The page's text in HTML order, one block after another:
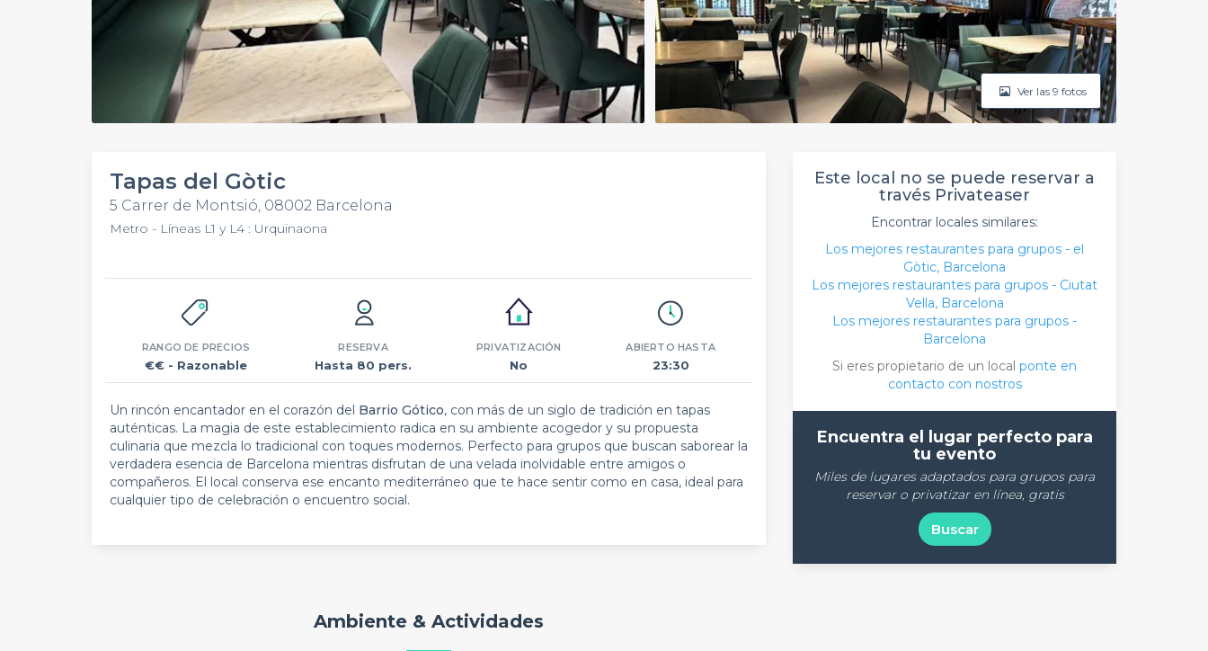
Ver las 9 fotos
Tapas del Gòtic
5 Carrer de Montsió, 08002 Barcelona
Metro - Líneas L1 y L4 : Urquinaona
RANGO DE PRECIOS
€€ - Razonable
RESERVA
Hasta 80 pers.
PRIVATIZACIÓN
No
ABIERTO HASTA
23:30
Un rincón encantador en el corazón del Barrio Gótico, con más de un siglo de tradición en tapas
auténticas. La magia de este establecimiento radica en su ambiente acogedor y su propuesta
culinaria que mezcla lo tradicional con toques modernos. Perfecto para grupos que buscan saborear la
verdadera esencia de Barcelona mientras disfrutan de una velada inolvidable entre amigos o
compañeros. El local conserva ese encanto mediterráneo que te hace sentir como en casa, ideal para
cualquier tipo de celebración o encuentro social.
Ambiente & Actividades
Este local no se puede reservar a
través Privateaser
Encontrar locales similares:
Los mejores restaurantes para grupos - el
Gòtic, Barcelona
Los mejores restaurantes para grupos - Ciutat
Vella, Barcelona
Los mejores restaurantes para grupos -
Barcelona
Si eres propietario de un local ponte en
contacto con nostros
Encuentra el lugar perfecto para
tu evento
Miles de lugares adaptados para grupos para
reservar o privatizar en línea, gratis
Buscar